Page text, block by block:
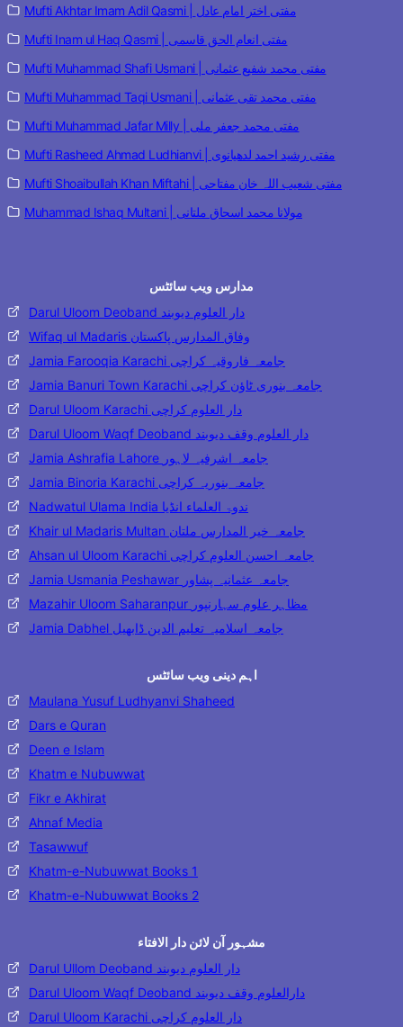
Mufti Akhtar Imam Adil Qasmi | مفتی اختر امام عادل
Mufti Inam ul Haq Qasmi | مفتی انعام الحق قاسمی
Mufti Muhammad Shafi Usmani | مفتی محمد شفیع عثمانی
Mufti Muhammad Taqi Usmani | مفتی محمد تقی عثمانی
Mufti Muhammad Jafar Milly | مفتی محمد جعفر ملی
Mufti Rasheed Ahmad Ludhianvi | مفتی رشید احمد لدھیانوی
Mufti Shoaibullah Khan Miftahi | مفتی شعیب اللہ خان مفتاحی
Muhammad Ishaq Multani | مولانا محمد اسحاق ملتانی
مدارس ویب سائٹس
Darul Uloom Deoband دار العلوم دیوبند
Wifaq ul Madaris وفاق المدارس پاکستان
Jamia Farooqia Karachi جامعہ فاروقیہ کراچی
Jamia Banuri Town Karachi جامعہ بنوری ٹاؤن کراچی
Darul Uloom Karachi دار العلوم کراچی
Darul Uloom Waqf Deoband دار العلوم وقف دیوبند
Jamia Ashrafia Lahore جامعہ اشرفیہ لاہور
Jamia Binoria Karachi جامعہ بنوریہ کراچی
Nadwatul Ulama India ندوۃ العلماء انڈیا
Khair ul Madaris Multan جامعہ خیر المدارس ملتان
Ahsan ul Uloom Karachi جامعہ احسن العلوم کراچی
Jamia Usmania Peshawar جامعہ عثمانیہ پشاور
Mazahir Uloom Saharanpur مظاہر علوم سہارنپور
Jamia Dabhel جامعہ اسلامیہ تعلیم الدین ڈابھیل
اہم دینی ویب سائٹس
Maulana Yusuf Ludhyanvi Shaheed
Dars e Quran
Deen e Islam
Khatm e Nubuwwat
Fikr e Akhirat
Ahnaf Media
Tasawwuf
Khatm-e-Nubuwwat Books 1
Khatm-e-Nubuwwat Books 2
مشہور آن لائن دار الافتاء
Darul Ullom Deoband دار العلوم دیوبند
Darul Uloom Waqf Deoband دارالعلوم وقف دیوبند
Darul Uloom Karachi دار العلوم کراچی